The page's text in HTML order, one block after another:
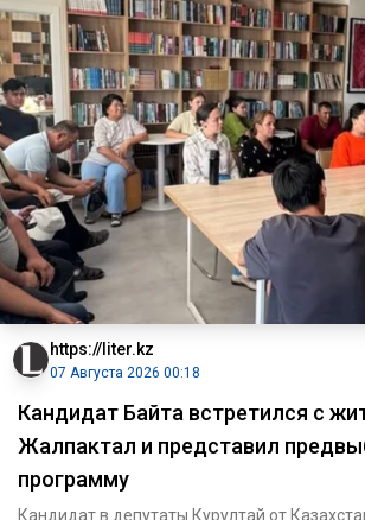
https://liter.kz
07 Августа 2026 00:18
Кандидат Байтақ встретился с
Жалпактал и представил
программу
Кандидат в депутаты Курултай от